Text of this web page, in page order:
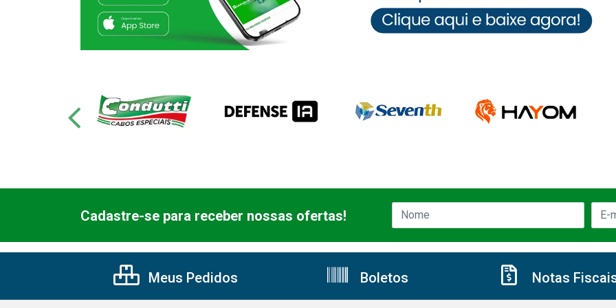
Cadastre-se para receber nossas ofertas!
Meus Pedidos Boletos Notas